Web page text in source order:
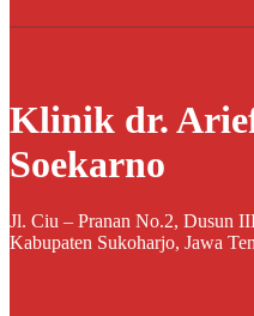
Klinik dr.
Soekarno
Jl. Ciu – Pranan No.2, Dusun
Kabupaten Sukoharjo, Jawa